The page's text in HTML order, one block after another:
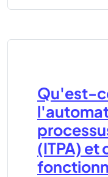
Qu'est-
(ITPA) et